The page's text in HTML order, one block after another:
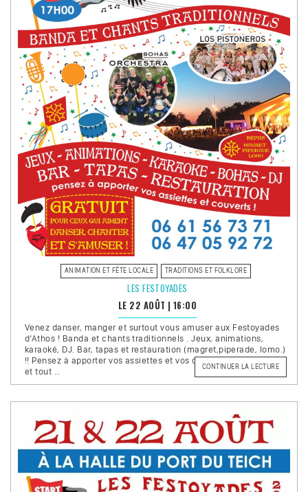
ANIMATION ET FÊTE LOCALE TRADITIONS ET FOLKLORE
LES FESTOYADES
LE 22 AOÛT | 16:00
Venez danser, manger et surtout vous amuser aux Festoyades
d’Athos ! Banda et chants traditionnels . Jeux, animations,
karaoké, DJ. Bar, tapas et restauration (magret,piperade, lomo.)
!! Pensez à apporter vos assiettes et vos couverts. – Entrée libre
et tout …
CONTINUER LA LECTUREDE